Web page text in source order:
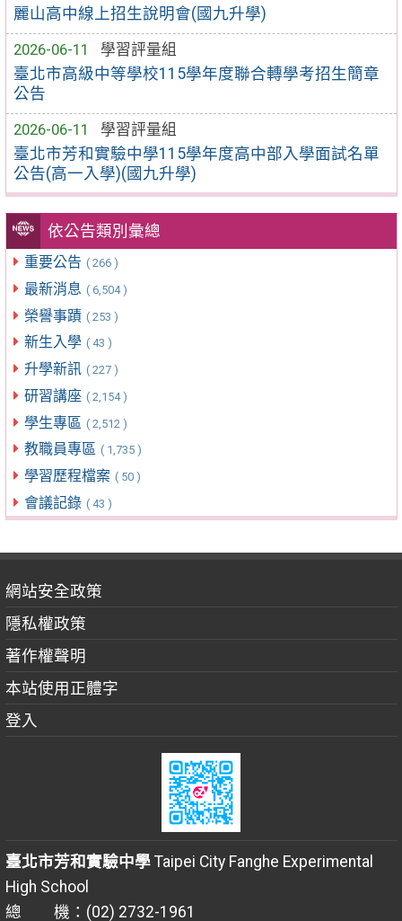
麗山高中線上招生說明會(國九升學)
2026-06-11
學習評量組
臺北市高級中等學校115學年度聯合轉學考招生簡章
公告
2026-06-11
學習評量組
臺北市芳和實驗中學115學年度高中部入學面試名單
公告(高一入學)(國九升學)
依公告類別彙總
重要公告 ( 266 )
最新消息 ( 6,504 )
榮譽事蹟 ( 253 )
新生入學 ( 43 )
升學新訊 ( 227 )
研習講座 ( 2,154 )
學生專區 ( 2,512 )
教職員專區 ( 1,735 )
學習歷程檔案 ( 50 )
會議記錄 ( 43 )
網站安全政策
隱私權政策
著作權聲明
本站使用正體字
登入
臺北市芳和實驗中學Taipei City Fanghe Experimental
High School
總 機：(02) 2732-1961